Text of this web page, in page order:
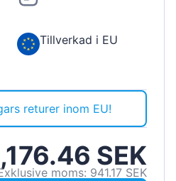
Tillverkad i EU
returer inom EU!
SEK
moms: 941.17 SEK